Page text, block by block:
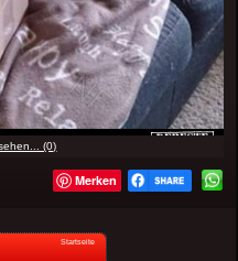
(0)
Merken
Startseite